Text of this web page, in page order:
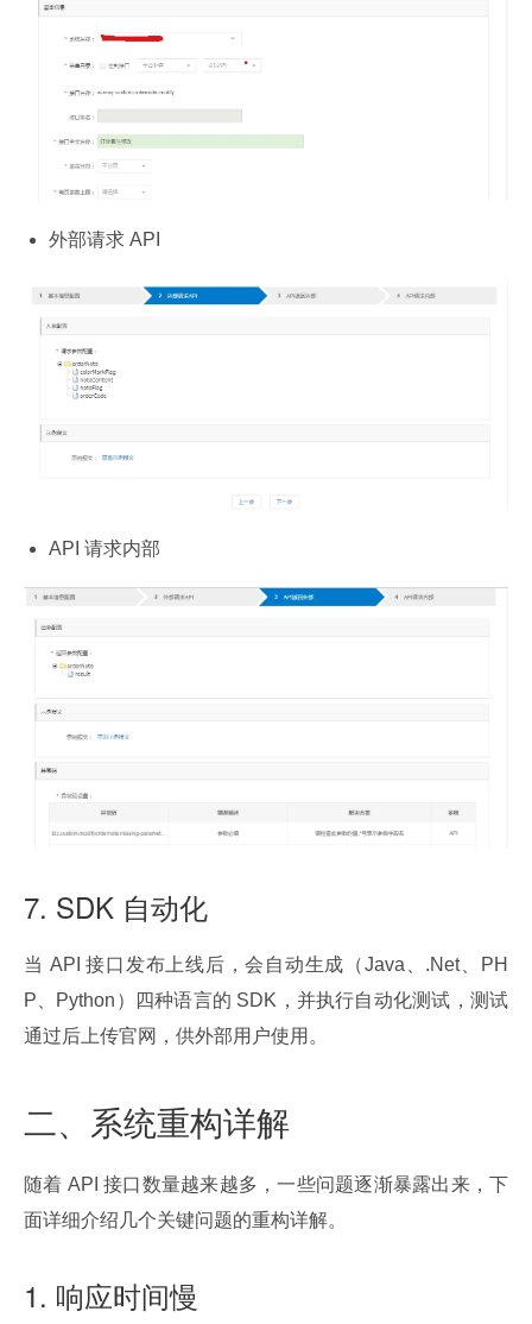
外部请求 API
API 请求内部
7. SDK 自动化
当 API 接口发布上线后，会自动生成（Java、.Net、PH
P、Python）四种语言的 SDK，并执行自动化测试，测试
通过后上传官网，供外部用户使用。
二、系统重构详解
随着 API 接口数量越来越多，一些问题逐渐暴露出来，下
面详细介绍几个关键问题的重构详解。
1. 响应时间慢